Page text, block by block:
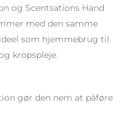
og Scentsations Hand
med den samme
som hjemmebrug til
kropspleje.
gør den nem at påføre